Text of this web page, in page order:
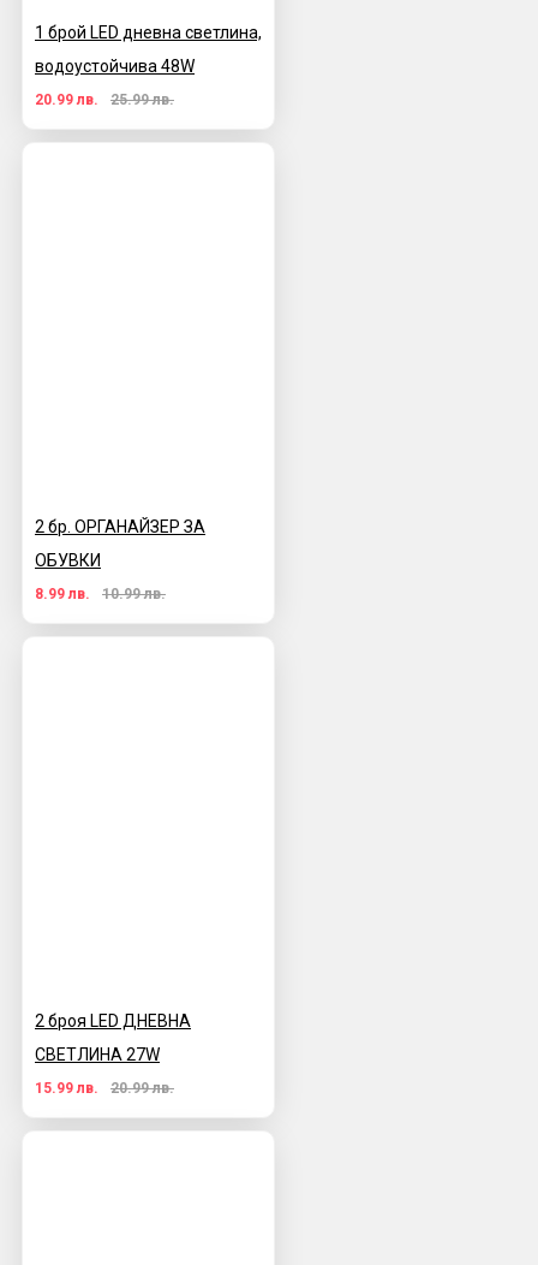
1 брой LED дневна светлина,
водоустойчива 48W
20.99 лв. 25.99 лв.
2 бр. ОРГАНАЙЗЕР ЗА
ОБУВКИ
8.99 лв. 10.99 лв.
2 броя LED ДНЕВНА
СВЕТЛИНА 27W
15.99 лв. 20.99 лв.